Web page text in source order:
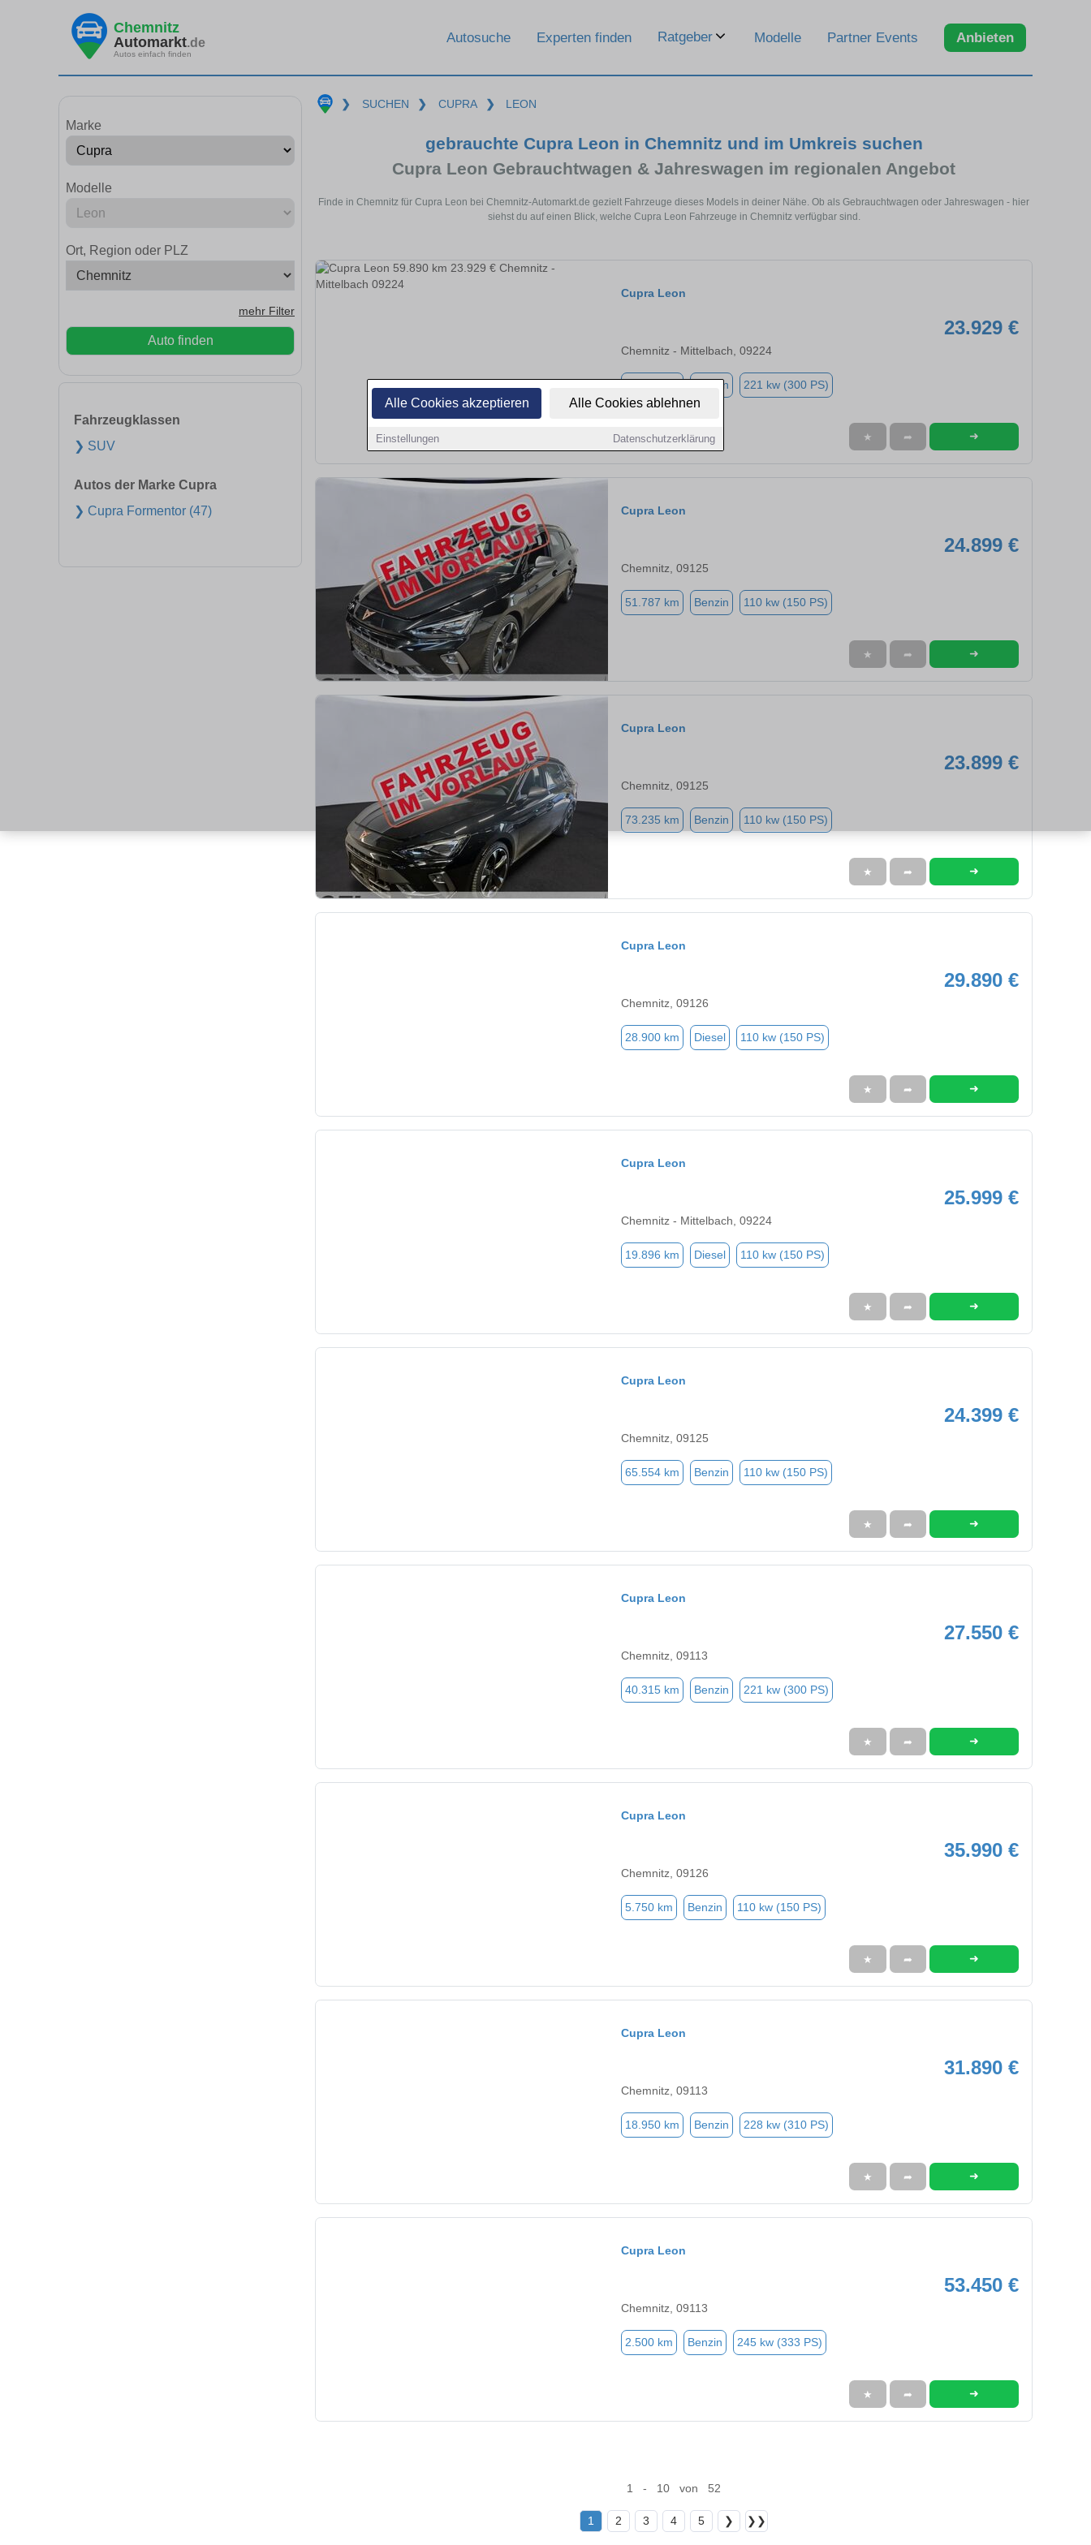
Alle Cookies akzeptieren Alle Cookies ablehnen
Einstellungen Datenschutzerklärung
Chemnitz
Automarkt.de
Autos einfach finden
Autosuche Experten finden Ratgeber Modelle Partner Events Anbieten
Marke
Modelle
Ort, Region oder PLZ
mehr Filter
Auto finden
Fahrzeugklassen
❯ SUV
Autos der Marke Cupra
❯ Cupra Formentor (47)
❯ SUCHEN ❯ CUPRA ❯ LEON
gebrauchte Cupra Leon in Chemnitz und im Umkreis suchen
Cupra Leon Gebrauchtwagen & Jahreswagen im regionalen Angebot
Finde in Chemnitz für Cupra Leon bei Chemnitz-Automarkt.de gezielt Fahrzeuge dieses Models in deiner Nähe. Ob als Gebrauchtwagen oder Jahreswagen - hier
siehst du auf einen Blick, welche Cupra Leon Fahrzeuge in Chemnitz verfügbar sind.
Cupra Leon
23.929 €
Chemnitz - Mittelbach, 09224
Benzin 221 kw (300 PS)
★ ➦ ➜
Cupra Leon
24.899 €
Chemnitz, 09125
51.787 km Benzin 110 kw (150 PS)
★ ➦ ➜
Cupra Leon
23.899 €
Chemnitz, 09125
73.235 km Benzin 110 kw (150 PS)
★ ➦ ➜
Cupra Leon
29.890 €
Chemnitz, 09126
28.900 km Diesel 110 kw (150 PS)
★ ➦ ➜
Cupra Leon
25.999 €
Chemnitz - Mittelbach, 09224
19.896 km Diesel 110 kw (150 PS)
★ ➦ ➜
Cupra Leon
24.399 €
Chemnitz, 09125
65.554 km Benzin 110 kw (150 PS)
★ ➦ ➜
Cupra Leon
27.550 €
Chemnitz, 09113
40.315 km Benzin 221 kw (300 PS)
★ ➦ ➜
Cupra Leon
35.990 €
Chemnitz, 09126
5.750 km Benzin 110 kw (150 PS)
★ ➦ ➜
Cupra Leon
31.890 €
Chemnitz, 09113
18.950 km Benzin 228 kw (310 PS)
★ ➦ ➜
Cupra Leon
53.450 €
Chemnitz, 09113
2.500 km Benzin 245 kw (333 PS)
★ ➦ ➜
1 - 10 von 52
1 2 3 4 5 ❯ ❯❯